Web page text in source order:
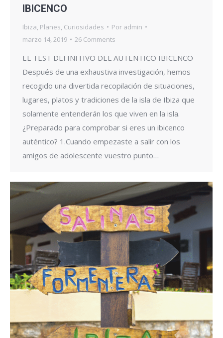
IBICENCO
Ibiza Planes Curiosidades Por admin
marzo 14, 2019
26 Comments
EL TEST DEFINITIVO DEL AUTENTICO IBICENCO
Después de una exhaustiva investigación, hemos
recogido una divertida recopilación de situaciones,
lugares, platos y tradiciones de la isla de Ibiza que
solamente entenderán los que viven en la isla.
¿Preparado para comprobar si eres un ibicenco
auténtico? 1.Cuando empezaste a salir con los
amigos de adolescente vuestro punto…